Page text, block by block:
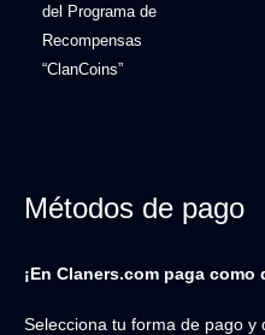
del Programa de
Recompensas
“ClanCoins”
Métodos de pago
¡En Claners.com paga como
Selecciona tu forma de pago y